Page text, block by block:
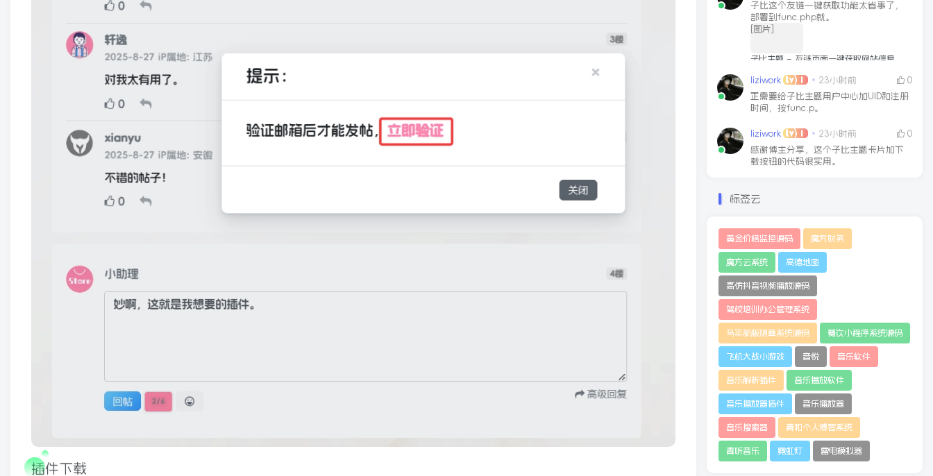
插件下载
子比这个友链一键获取功能太省事了，
部署到func.php就。
[图片]
子比主题 – 友链页面一键获取网站信息
liziwork 23小时前
0
正需要给子比主题用户中心加UID和注册
时间，按func.p。
liziwork 23小时前
0
感谢博主分享，这个子比主题卡片加下
载按钮的代码很实用。
标签云
黄金价格监控源码 魔方财务
魔方云系统 高德地图
高仿抖音视频播放源码
驾校培训办公管理系统
马年新版测算系统源码 餐饮小程序系统源码
飞机大战小游戏 音悦 音乐软件
音乐解析插件 音乐播放软件
音乐播放器插件 音乐播放器
音乐搜索器 青和个人博客系统
青听音乐 霓虹灯 雷电模拟器